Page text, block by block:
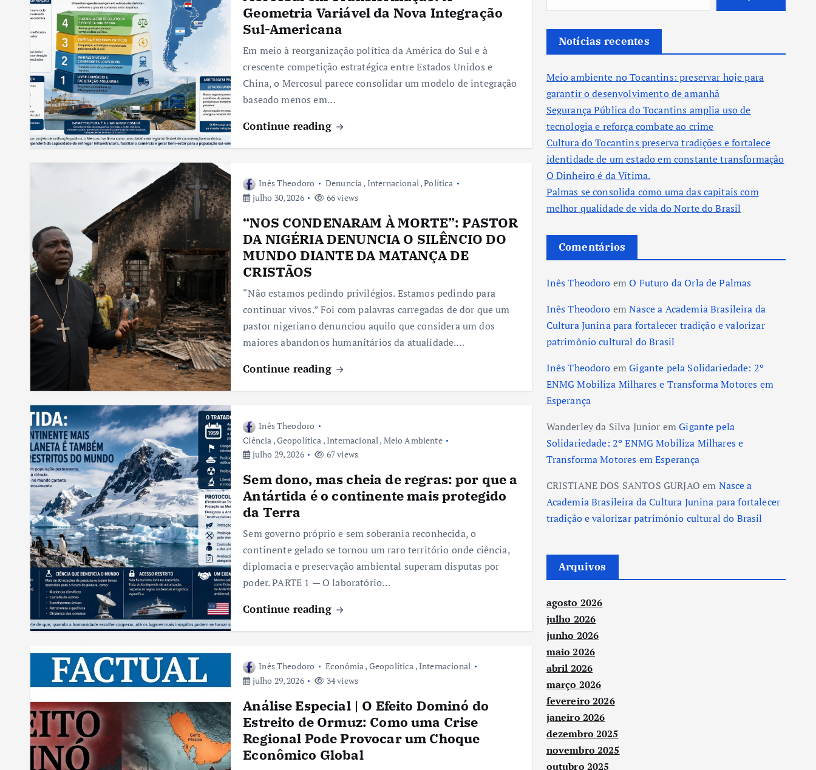
Geometria Variável da Nova Integração
Sul-Americana
Em meio à reorganização política da América do Sul e à
crescente competição estratégica entre Estados Unidos e
China, o Mercosul parece consolidar um modelo de integração
baseado menos em…
Continue reading
Inês Theodoro Denuncia, Internacional,Política
julho 30, 2026
66 views
“NOS CONDENARAM À MORTE”: PASTOR
DA NIGÉRIA DENUNCIA O SILÊNCIO DO
MUNDO DIANTE DA MATANÇA DE
CRISTÃOS
“Não estamos pedindo privilégios. Estamos pedindo para
continuar vivos.” Foi com palavras carregadas de dor que um
pastor nigeriano denunciou aquilo que considera um dos
maiores abandonos humanitários da atualidade.…
Continue reading
Inês Theodoro
Ciência ,Geopolítica ,Internacional, Meio Ambiente
julho 29, 2026
67 views
Sem dono, mas cheia de regras: por que a
Antártida é o continente mais protegido
da Terra
Sem governo próprio e sem soberania reconhecida, o
continente gelado se tornou um raro território onde ciência,
diplomacia e preservação ambiental superam disputas por
poder. PARTE 1 — O laboratório…
Continue reading
Inês Theodoro Econômia, Geopolítica ,Internacional
julho 29, 2026
34 views
Análise Especial | O Efeito Dominó do
Estreito de Ormuz: Como uma Crise
Regional Pode Provocar um Choque
Econômico Global
Notícias recentes
Meio ambiente no Tocantins: preservar hoje para
garantir o desenvolvimento de amanhã
Segurança Pública do Tocantins amplia uso de
tecnologia e reforça combate ao crime
Cultura do Tocantins preserva tradições e fortalece
identidade de um estado em constante transformação
O Dinheiro é da Vítima.
Palmas se consolida como uma das capitais com
melhor qualidade de vida do Norte do Brasil
Comentários
Inês Theodoro emO Futuro da Orla de Palmas
Inês Theodoro emNasce a Academia Brasileira da
Cultura Junina para fortalecer tradição e valorizar
patrimônio cultural do Brasil
Inês Theodoro emGigante pela Solidariedade: 2º
ENMG Mobiliza Milhares e Transforma Motores em
Esperança
Wanderley da Silva Junior emGigante pela
Solidariedade: 2º ENMG Mobiliza Milhares e
Transforma Motores em Esperança
CRISTIANE DOS SANTOS GURJAO em Nasce a
Academia Brasileira da Cultura Junina para fortalecer
tradição e valorizar patrimônio cultural do Brasil
Arquivos
agosto 2026
julho 2026
junho 2026
maio 2026
abril 2026
março 2026
fevereiro 2026
janeiro 2026
dezembro 2025
novembro 2025
outubro 2025